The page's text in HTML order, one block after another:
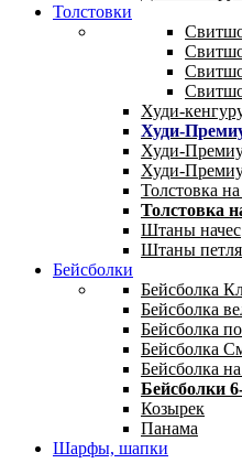
Толстовки
Худи-
Худи-
Худи-
Худи-
Толстовка
Толстовка
Штаны начес
Штаны петля
Бейсболки
Бейсболка
Бейсболка
Бейсболка
Бейсболка
Бейсболка
Бейсболки
Козырек
Панама
Шарфы, шапки